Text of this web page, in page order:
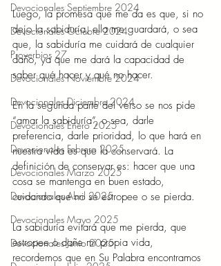
Devocionales Septiembre 2024
Devocionales Octubre 2024
Proverbios 27
Devocionales Noviembre 2024
Devocionales Diciembre 2024
Devocionales Enero 2025
Devocionales Febrero 2025
Devocionales Marzo 2025
Devocionales Abril 2025
Devocionales Mayo 2025
Devocionales Junio 2025
Luego, la promesa que me da es que, si no
dejo la sabiduría, ella me guardará, o sea
que, la sabiduría me cuidará de cualquier
daño, ya que me dará la capacidad de
saber qué hacer y qué no hacer.
En la segunda parte del verso se nos pide
“amar la sabiduría”, o sea, darle
preferencia, darle prioridad, lo que hará en
nuestra vida es que la conservará. La
definición de conservar es: hacer que una
cosa se mantenga en buen estado,
cuidando que no se estropee o se pierda.
La sabiduría evitará que me pierda, que
estropee o dañe mi propia vida,
recordemos que en Su Palabra encontramos